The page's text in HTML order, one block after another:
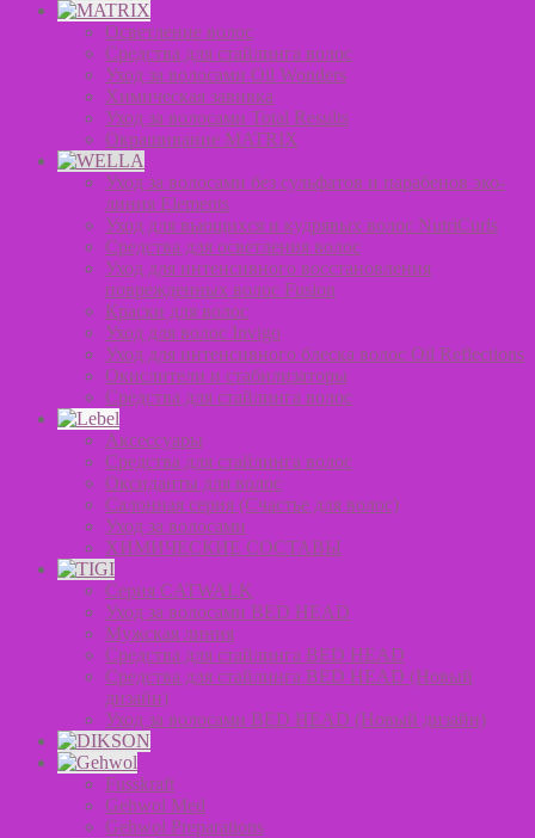
Осветление волос
Средства для стайлинга волос
Уход за волосами Oil Wonders
Химическая завивка
Уход за волосами Total Results
Окрашивание MATRIX
Уход за волосами без сульфатов и парабенов эко-
линия Elements
Уход для вьющихся и кудрявых волос NutriCurls
Средства для осветления волос
Уход для интенсивного восстановления
поврежденных волос Fusion
Краски для волос
Уход для волос Invigo
Уход для интенсивного блеска волос Oil Reflections
Окислители и стабилизаторы
Средства для стайлинга волос
Аксессуары
Средства для стайлинга волос
Оксиданты для волос
Салонная серия (Счастье для волос)
Уход за волосами
ХИМИЧЕСКИЕ СОСТАВЫ
Серия CATWALK
Уход за волосами BED HEAD
Мужская линия
Средства для стайлинга BED HEAD
Средства для стайлинга BED HEAD (Новый
дизайн)
Уход за волосами BED HEAD (Новый дизайн)
Fusskraft
Gehwol Med
Gehwol Preparations